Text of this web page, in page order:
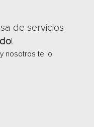
de servicios
!
nosotros te lo